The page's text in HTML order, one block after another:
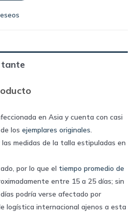
en Asia y cuenta con casi
los ejemplares originales.
medidas de la talla estipuladas en
por lo que el tiempo promedio de
entre 15 a 25 días; sin
podría verse afectado por
logística internacional ajenos a esta